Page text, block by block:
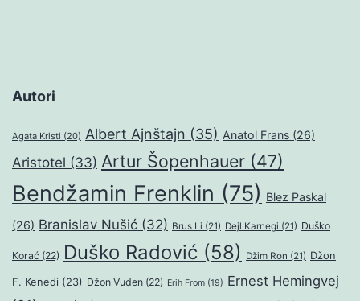
Autori
Agata Kristi (20) Albert Ajnštajn (35) Anatol Frans (26)
Aristotel (33) Artur Šopenhauer (47)
Bendžamin Frenklin (75) Blez Paskal
(26) Branislav Nušić (32) Brus Li (21) Dejl Karnegi (21) Duško
Korać (22) Duško Radović (58) Džim Ron (21) Džon
F. Kenedi (23) Džon Vuden (22) Erih From (19) Ernest Hemingvej